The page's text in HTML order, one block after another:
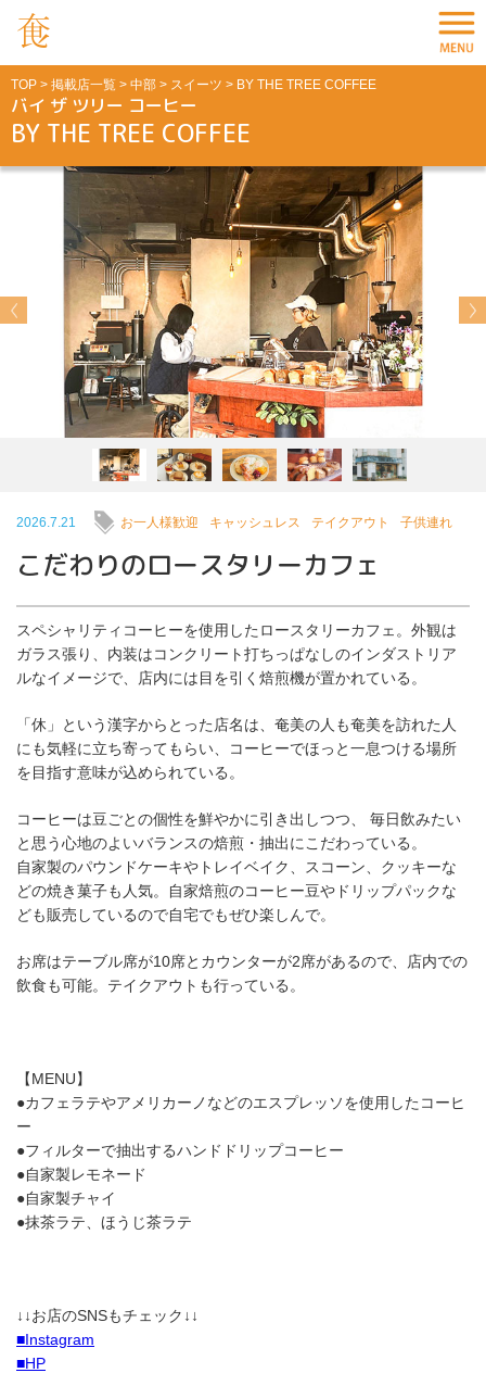
TOP > 掲載店一覧 > 中部 > スイーツ > BY THE TREE COFFEE
バイ ザ ツリー コーヒー
BY THE TREE COFFEE
2026.7.21 お一人様歓迎 キャッシュレス テイクアウト 子供連れ
こだわりのロースタリーカフェ
スペシャリティコーヒーを使用したロースタリーカフェ。外観は
ガラス張り、内装はコンクリート打ちっぱなしのインダストリア
ルなイメージで、店内には目を引く焙煎機が置かれている。
「休」という漢字からとった店名は、奄美の人も奄美を訪れた人
にも気軽に立ち寄ってもらい、コーヒーでほっと一息つける場所
を目指す意味が込められている。
コーヒーは豆ごとの個性を鮮やかに引き出しつつ、 毎日飲みたい
と思う心地のよいバランスの焙煎・抽出にこだわっている。
自家製のパウンドケーキやトレイベイク、スコーン、クッキーな
どの焼き菓子も人気。自家焙煎のコーヒー豆やドリップパックな
ども販売しているので自宅でもぜひ楽しんで。
お席はテーブル席が10席とカウンターが2席があるので、店内での
飲食も可能。テイクアウトも行っている。
【MENU】
●カフェラテやアメリカーノなどのエスプレッソを使用したコーヒ
ー
●フィルターで抽出するハンドドリップコーヒー
●自家製レモネード
●自家製チャイ
●抹茶ラテ、ほうじ茶ラテ
↓↓お店のSNSもチェック↓↓
■Instagram
■HP